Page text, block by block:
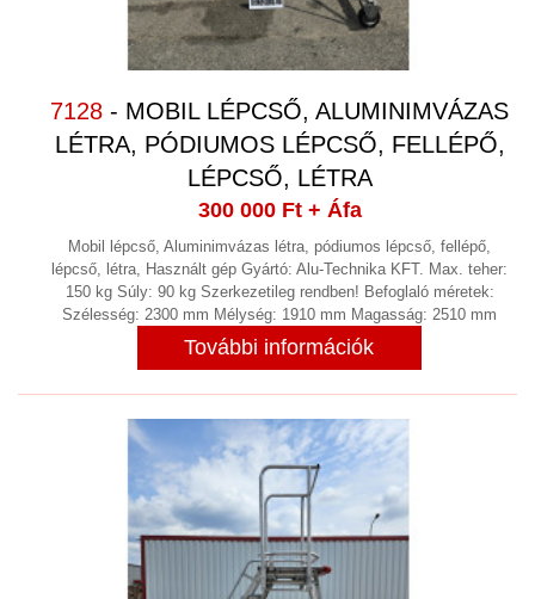
GALVANIZÁLÁS
GÉPÉPÍTÉS
GŐZFEJLESZTŐ,GŐZKAZÁN
GYÓGYSZERIPAR
(4)
HAJTÓMŰVEK (9)
HIDRAULIKA (33)
HIDROCIKLON
HŰTÉS, FOLYADÉKHŰTŐK (26)
HŰTVESZÁRÍTÓ (6)
HULLADÉKKEZELÉS
7128 - MOBIL LÉPCSŐ, ALUMINIMVÁZAS
LÉTRA, PÓDIUMOS LÉPCSŐ, FELLÉPŐ,
LÉPCSŐ, LÉTRA
300 000 Ft+ Áfa
Mobil lépcső, Aluminimvázas létra, pódiumos lépcső, fellépő,
lépcső, létra, Használt gép Gyártó: Alu-Technika KFT. Max. teher:
150 kg Súly: 90 kg Szerkezetileg rendben! Befoglaló méretek:
Szélesség: 2300 mm Mélység: 1910 mm Magasság: 2510 mm
További információk